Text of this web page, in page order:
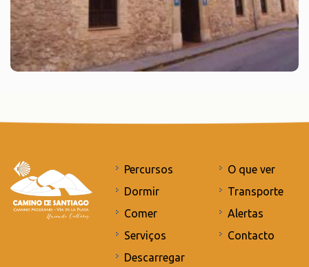
Percursos
Dormir
Comer
Serviços
Descarregar
O que ver
Transporte
Alertas
Contacto